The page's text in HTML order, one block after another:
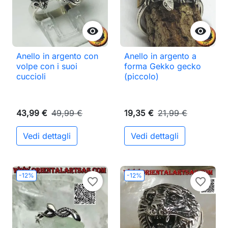

Anello in argento con
volpe con i suoi
cuccioli
43,99 € 49,99 €
Vedi dettagli

Anello in argento a
forma Gekko gecko
(piccolo)
19,35 € 21,99 €
Vedi dettagli
-12%
favorite_border
-12%
favorite_border